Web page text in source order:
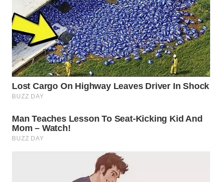
TRAVEL
WAHANA
TV
WAHANANEWS
ID
CO ID
WAHANANEWS